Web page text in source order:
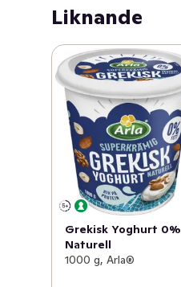
Liknande
Grekisk Yoghurt 0%
Naturell
1000 g, Arla®